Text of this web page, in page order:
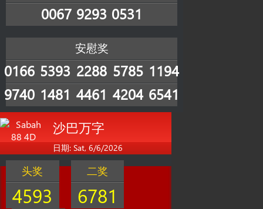
0067 9293 0531
安慰奖
0166 5393 2288 5785 1194
9740 1481 4461 4204 6541
沙巴万字
日期: Sat, 6/6/2026
头奖
4593
二奖
6781